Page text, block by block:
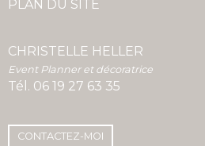
PLAN DU SITE
CHRISTELLE HELLER
Event Planner et décoratrice
Tél. 06 19 27 63 35
CONTACTEZ-MOI